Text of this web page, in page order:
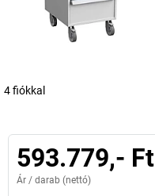
4 fiókkal
593.779,- Ft
Ár / darab (nettó)